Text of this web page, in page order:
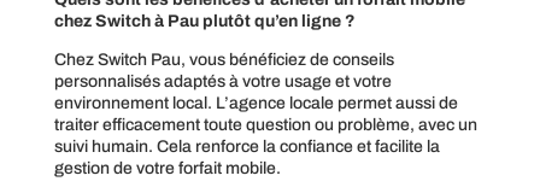
chez Switch à Pau plutôt qu’en ligne ?
Chez Switch Pau, vous bénéficiez de conseils
personnalisés adaptés à votre usage et votre
environnement local. L’agence locale permet aussi de
traiter efficacement toute question ou problème, avec un
suivi humain. Cela renforce la confiance et facilite la
gestion de votre forfait mobile.